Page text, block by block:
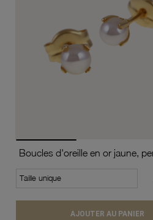
Taille unique
AJOUTER AU PANIER